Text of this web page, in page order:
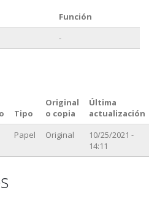
Función
-
Tipo
Original
o copia
Última
actualización
Papel Original
10/25/2021 -
14:11